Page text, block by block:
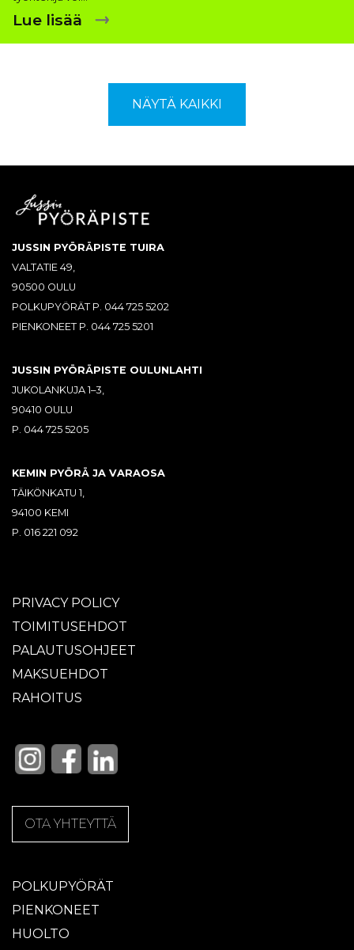
Lue lisää
NÄYTÄ KAIKKI
JUSSIN PYÖRÄPISTE TUIRA
VALTATIE 49,
90500 OULU
POLKUPYÖRÄT P. 044 725 5202
PIENKONEET P. 044 725 5201
JUSSIN PYÖRÄPISTE OULUNLAHTI
JUKOLANKUJA 1–3,
90410 OULU
P. 044 725 5205
KEMIN PYÖRÄ JA VARAOSA
TÄIKÖNKATU 1,
94100 KEMI
P. 016 221 092
PRIVACY POLICY
TOIMITUSEHDOT
PALAUTUSOHJEET
MAKSUEHDOT
RAHOITUS
OTA YHTEYTTÄ
POLKUPYÖRÄT
PIENKONEET
HUOLTO